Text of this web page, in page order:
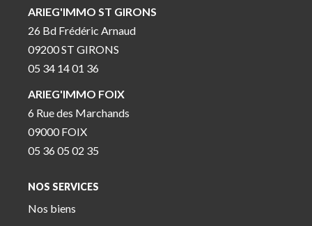
ARIEG'IMMO ST GIRONS
26 Bd Frédéric Arnaud
09200 ST GIRONS
05 34 14 01 36
ARIEG'IMMO FOIX
6 Rue des Marchands
09000 FOIX
05 36 05 02 35
NOS SERVICES
Nos biens